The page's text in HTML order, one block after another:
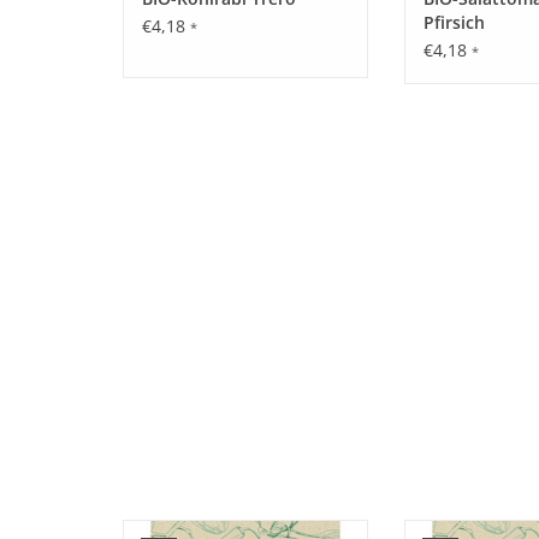
€4,18 *
Pfirsich
€4,18 *
Entdecken Sie unsere seltene,
Entdecken Sie